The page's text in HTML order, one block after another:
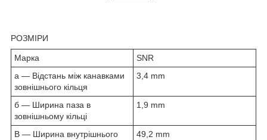
РОЗМІРИ
Марка
SNR
a — Відстань між канавками
зовнішнього кільця
3,4 mm
б — Ширина паза в
зовнішньому кільці
1,9 mm
B — Ширина внутрішнього
49,2 mm